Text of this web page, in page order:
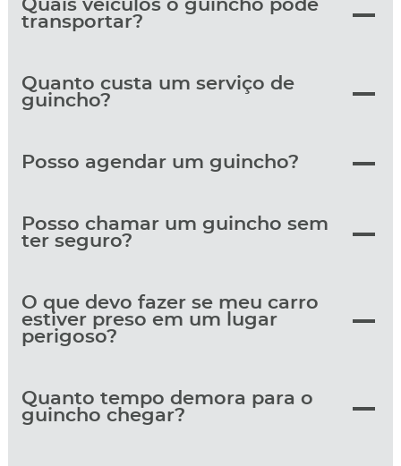
Quais veículos o guincho pode
transportar?
Quanto custa um serviço de
guincho?
Posso agendar um guincho?
Posso chamar um guincho sem
ter seguro?
O que devo fazer se meu carro
estiver preso em um lugar
perigoso?
Quanto tempo demora para o
guincho chegar?